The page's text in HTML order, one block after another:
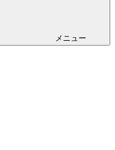
メニュー